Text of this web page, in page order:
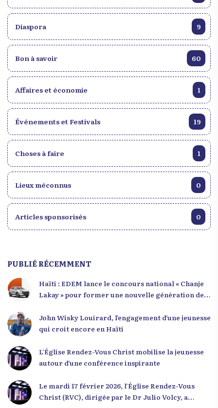
Diaspora 9
Bon à savoir 60
Affaires et économie 1
Événements et Festivals 19
Choses à faire 1
Lieux méconnus 0
Articles sponsorisés 0
PUBLIÉ RÉCEMMENT
Haïti : EDEM lance le concours national « Chanje
Lakay » pour former une nouvelle génération de
John Wisky Louirard, l’engagement d’une jeunesse
qui croit encore en Haïti
L’Église Rendez-Vous Christ mobilise la jeunesse
autour d’une conférence inspirante
Le mardi 17 février 2026, l’Église Rendez-Vous
Christ (RVC), dirigée par le Dr Julio Volcy, a